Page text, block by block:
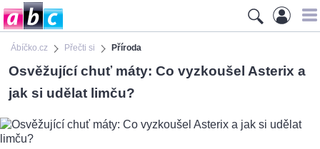
Ábíčko.cz Přečti si Příroda
Osvěžující chuť máty: Co vyzkoušel Asterix a
jak si udělat limču?